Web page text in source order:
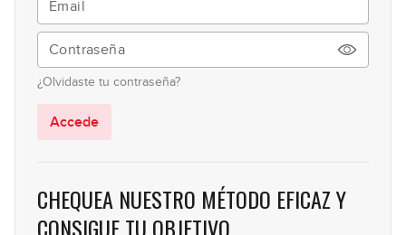
06:31
07:17
13:53
(Bulería)
¿Olvidaste tu contraseña?
Accede
CHEQUEA NUESTRO MÉTODO EFICAZ Y
CONSIGUE TU OBJETIVO